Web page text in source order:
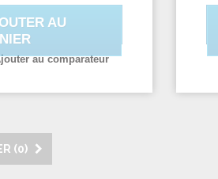
AU
au comparateur
(0)